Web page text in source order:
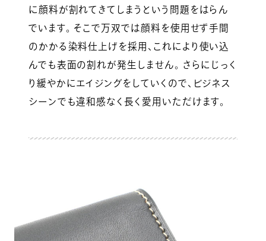
に顔料が割れてきてしまうという問題をはらん
でいます。 そこで万双では顔料を使用せず手間
のかかる染料仕上げを採用、これにより使い込
んでも表面の割れが発生しません。 さらにじっく
り緩やかにエイジングをしていくので、ビジネス
シーンでも違和感なく長く愛用いただけます。